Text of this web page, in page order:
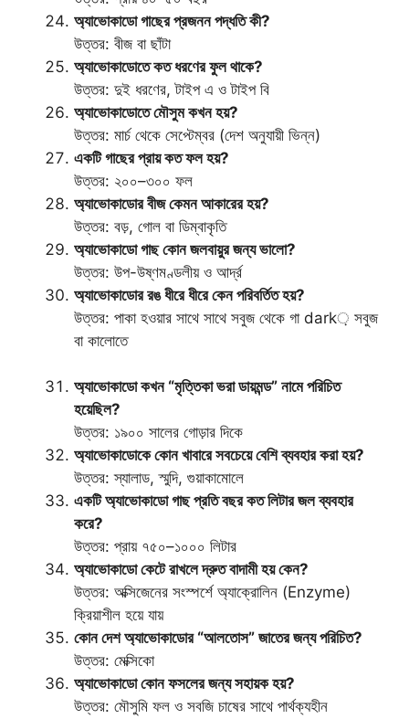
অ্যাভোকাডো গাছের প্রজনন পদ্ধতি কী?
উত্তর: বীজ বা ছাঁটা
অ্যাভোকাডোতে কত ধরণের ফুল থাকে?
উত্তর: দুই ধরণের, টাইপ এ ও টাইপ বি
অ্যাভোকাডোতে মৌসুম কখন হয়?
উত্তর: মার্চ থেকে সেপ্টেম্বর (দেশ অনুযায়ী ভিন্ন)
একটি গাছের প্রায় কত ফল হয়?
উত্তর: ২০০–৩০০ ফল
অ্যাভোকাডোর বীজ কেমন আকারের হয়?
উত্তর: বড়, গোল বা ডিম্বাকৃতি
অ্যাভোকাডো গাছ কোন জলবায়ুর জন্য ভালো?
উত্তর: উপ-উষ্ণমণ্ডলীয় ও আর্দ্র
অ্যাভোকাডোর রঙ ধীরে ধীরে কেন পরিবর্তিত হয়?
উত্তর: পাকা হওয়ার সাথে সাথে সবুজ থেকে গা dark় সবুজ
বা কালোতে
অ্যাভোকাডো কখন “মৃত্তিকা ভরা ডায়মন্ড” নামে পরিচিত
হয়েছিল?
উত্তর: ১৯০০ সালের গোড়ার দিকে
অ্যাভোকাডোকে কোন খাবারে সবচেয়ে বেশি ব্যবহার করা হয়?
উত্তর: স্যালাড, স্মুদি, গুয়াকামোলে
একটি অ্যাভোকাডো গাছ প্রতি বছর কত লিটার জল ব্যবহার
করে?
উত্তর: প্রায় ৭৫০–১০০০ লিটার
অ্যাভোকাডো কেটে রাখলে দ্রুত বাদামী হয় কেন?
উত্তর: অক্সিজেনের সংস্পর্শে অ্যাক্রোলিন (Enzyme)
ক্রিয়াশীল হয়ে যায়
কোন দেশ অ্যাভোকাডোর “আলতোস” জাতের জন্য পরিচিত?
উত্তর: মেক্সিকো
অ্যাভোকাডো কোন ফসলের জন্য সহায়ক হয়?
উত্তর: মৌসুমি ফল ও সবজি চাষের সাথে পার্থক্যহীন